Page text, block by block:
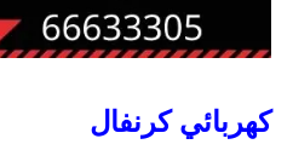
كهربائي كرنفال